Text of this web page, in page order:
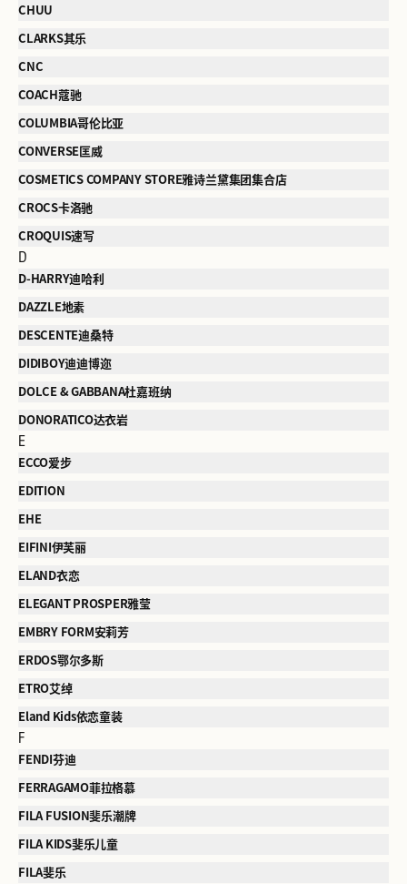
CHUU
CLARKS其乐
CNC
COACH蔻驰
COLUMBIA哥伦比亚
CONVERSE匡威
COSMETICS COMPANY STORE雅诗兰黛集团集合店
CROCS卡洛驰
CROQUIS速写
D
D-HARRY迪哈利
DAZZLE地素
DESCENTE迪桑特
DIDIBOY迪迪博迩
DOLCE & GABBANA杜嘉班纳
DONORATICO达衣岩
E
ECCO爱步
EDITION
EHE
EIFINI伊芙丽
ELAND衣恋
ELEGANT PROSPER雅莹
EMBRY FORM安莉芳
ERDOS鄂尔多斯
ETRO艾绰
Eland Kids依恋童装
F
FENDI芬迪
FERRAGAMO菲拉格慕
FILA FUSION斐乐潮牌
FILA KIDS斐乐儿童
FILA斐乐